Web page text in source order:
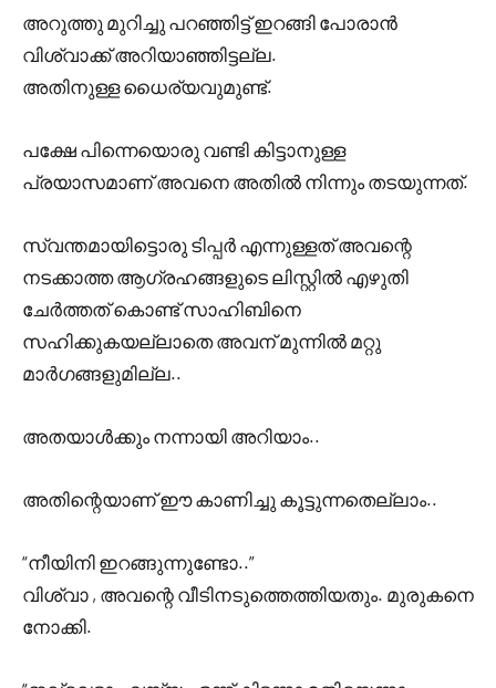
അറുത്തു മുറിച്ചു പറഞ്ഞിട്ട് ഇറങ്ങി പോരാൻ
വിശ്വാക്ക് അറിയാഞ്ഞിട്ടല്ല.
അതിനുള്ള ധൈര്യവുമുണ്ട്.
പക്ഷേ പിന്നെയൊരു വണ്ടി കിട്ടാനുള്ള
പ്രയാസമാണ് അവനെ അതിൽ നിന്നും തടയുന്നത്.
സ്വന്തമായിട്ടൊരു ടിപ്പർ എന്നുള്ളത് അവന്റെ
നടക്കാത്ത ആഗ്രഹങ്ങളുടെ ലിസ്റ്റിൽ എഴുതി
ചേർത്തത് കൊണ്ട് സാഹിബിനെ
സഹിക്കുകയല്ലാതെ അവന് മുന്നിൽ മറ്റു
മാർഗങ്ങളുമില്ല..
അതയാൾക്കും നന്നായി അറിയാം..
അതിന്റെയാണ് ഈ കാണിച്ചു കൂട്ടുന്നതെല്ലാം..
“നീയിനി ഇറങ്ങുന്നുണ്ടോ..”
വിശ്വാ , അവന്റെ വീടിനടുത്തെത്തിയതും. മുരുകനെ
നോക്കി.